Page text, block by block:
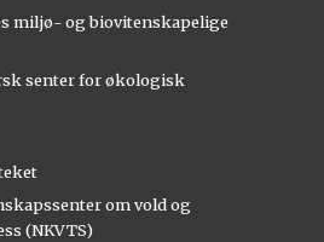
miljø- og biovitenskapelige
senter for økologisk
om vold og
(NKVTS)